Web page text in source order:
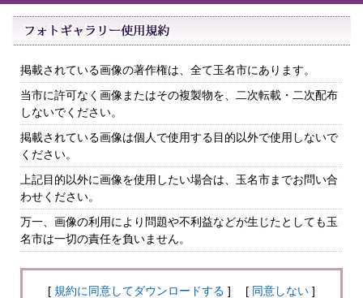
掲載されている画像の著作権は、全て玉名市にあります。
当市に許可なく画像またはその複製物を、二次転載・二次配布
しないでください。
掲載されている画像は個人で使用する目的以外で使用しないで
ください。
上記目的以外に画像を使用したい場合は、玉名市までお問い合
わせください。
万一、画像の利用により問題や不利益などが生じたとしても玉
名市は一切の責任を負いません。
[ 規約に同意してダウンロードする ] [ 同意しない ]